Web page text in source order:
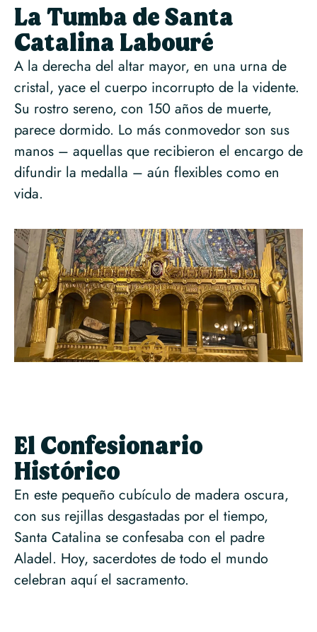
La Tumba de Santa
Catalina Labouré
A la derecha del altar mayor, en una urna de
cristal, yace el cuerpo incorrupto de la vidente.
Su rostro sereno, con 150 años de muerte,
parece dormido. Lo más conmovedor son sus
manos – aquellas que recibieron el encargo de
difundir la medalla – aún flexibles como en
vida.
El Confesionario
Histórico
En este pequeño cubículo de madera oscura,
con sus rejillas desgastadas por el tiempo,
Santa Catalina se confesaba con el padre
Aladel. Hoy, sacerdotes de todo el mundo
celebran aquí el sacramento.